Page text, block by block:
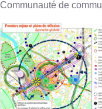
Communauté de